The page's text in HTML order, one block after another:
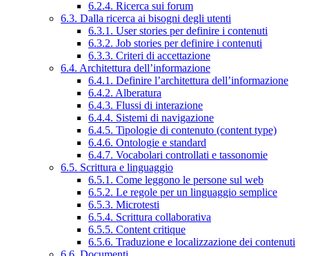
6.2.4. Ricerca sui forum
6.3. Dalla ricerca ai bisogni degli utenti
6.3.1. User stories per definire i contenuti
6.3.2. Job stories per definire i contenuti
6.3.3. Criteri di accettazione
6.4. Architettura dell’informazione
6.4.1. Definire l’architettura dell’informazione
6.4.2. Alberatura
6.4.3. Flussi di interazione
6.4.4. Sistemi di navigazione
6.4.5. Tipologie di contenuto (content type)
6.4.6. Ontologie e standard
6.4.7. Vocabolari controllati e tassonomie
6.5. Scrittura e linguaggio
6.5.1. Come leggono le persone sul web
6.5.2. Le regole per un linguaggio semplice
6.5.3. Microtesti
6.5.4. Scrittura collaborativa
6.5.5. Content critique
6.5.6. Traduzione e localizzazione dei contenuti